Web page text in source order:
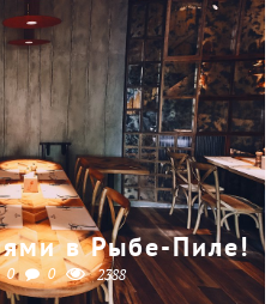
в Рыбе-Пиле!
0 0 2388